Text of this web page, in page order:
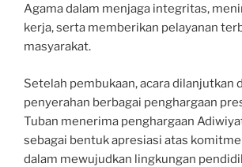
Agama dalam menjaga integritas,
kerja, serta memberikan pelayanan
masyarakat.
Setelah pembukaan, acara dilanjutkan
penyerahan berbagai penghargaan
Tuban menerima penghargaan
sebagai bentuk apresiasi atas
dalam mewujudkan lingkungan